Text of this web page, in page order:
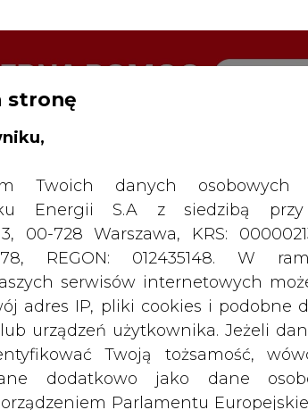
ZMIANY KADROWE NA RYNKU
stronę
Energii S.A z siedzibą
00-728 Warszawa, KRS:
REGON: 012435148. W
serwisów internetowych
adres IP, pliki cookies i podobne
urządzeń użytkownika. Jeżeli
Twoją tożsamość,
dodatkowo jako dane
Parlamentu
Administratora tych danych,